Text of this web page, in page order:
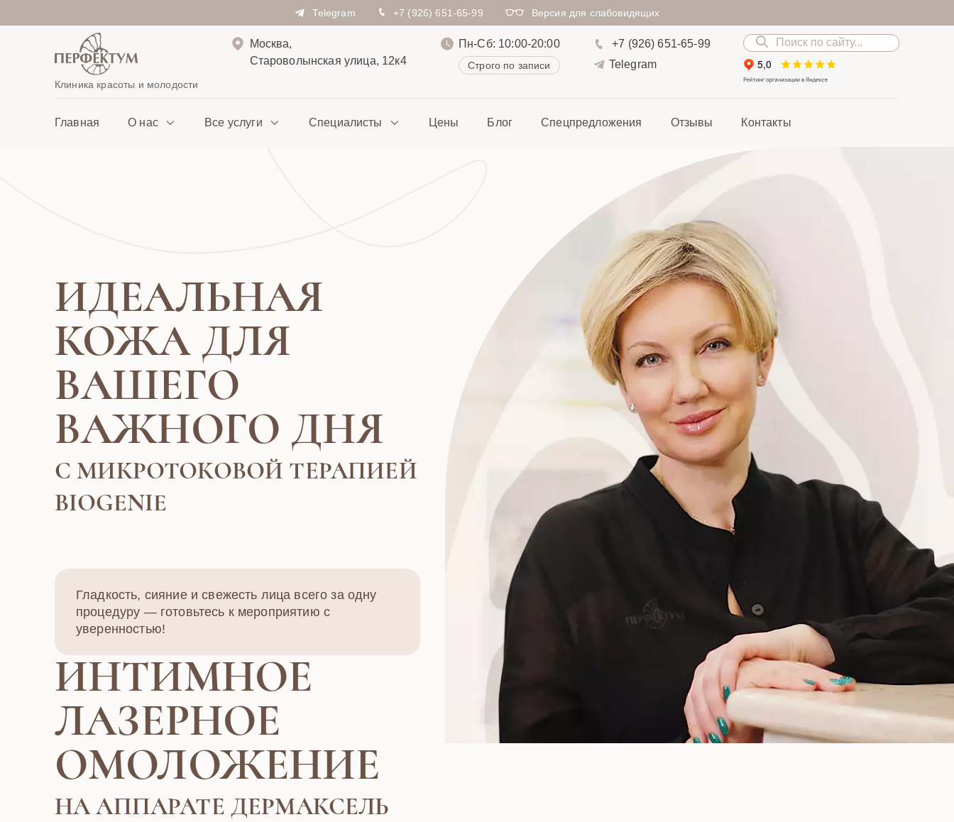
Telegram +7 (926) 651-65-99 Версия для слабовидящих
Клиника красоты и молодости
Москва,
Староволынская улица, 12к4
Пн-Сб: 10:00-20:00
Строго по записи
+7 (926) 651-65-99
Telegram
Главная О нас Все услуги Специалисты Цены Блог Спецпредложения Отзывы Контакты
ИДЕАЛЬНАЯ
КОЖА ДЛЯ
ВАШЕГО
ВАЖНОГО ДНЯ
С МИКРОТОКОВОЙ ТЕРАПИЕЙ
BIOGENIE
Гладкость, сияние и свежесть лица всего за одну
процедуру — готовьтесь к мероприятию с
уверенностью!
ИНТИМНОЕ
ЛАЗЕРНОЕ
ОМОЛОЖЕНИЕ
НА АППАРАТЕ ДЕРМАКСЕЛЬ